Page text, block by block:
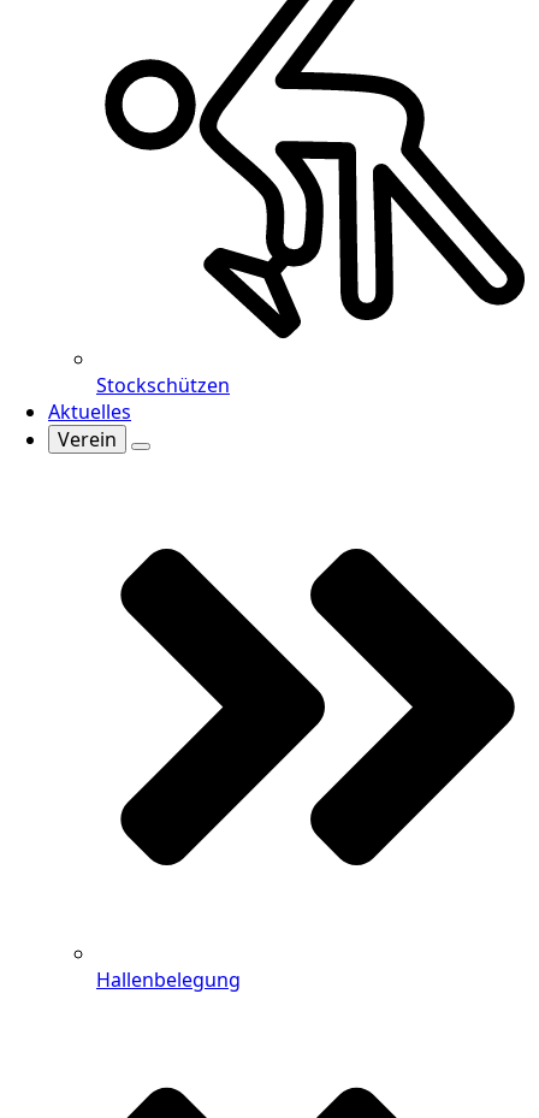
Stockschützen
Aktuelles
Verein
Hallenbelegung